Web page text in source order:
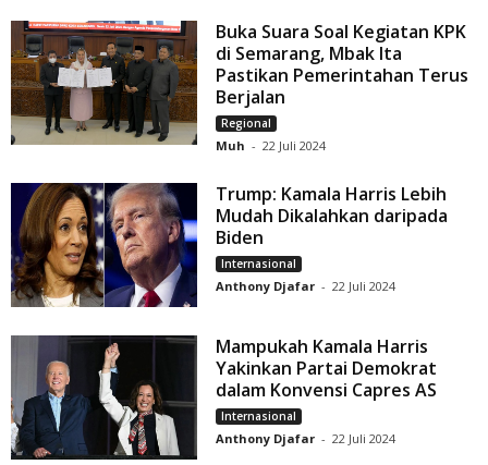
Buka Suara Soal Kegiatan KPK
di Semarang, Mbak Ita
Pastikan Pemerintahan Terus
Berjalan
Regional
Muh - 22 Juli 2024
Trump: Kamala Harris Lebih
Mudah Dikalahkan daripada
Biden
Internasional
Anthony Djafar - 22 Juli 2024
Mampukah Kamala Harris
Yakinkan Partai Demokrat
dalam Konvensi Capres AS
Internasional
Anthony Djafar - 22 Juli 2024